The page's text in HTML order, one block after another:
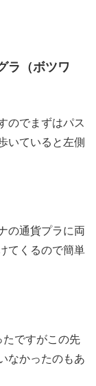
ラ（ボツワ
のでまずはパス
いていると左側
の通貨プラに両
てくるので簡単
ですがこの先
なかったのもあ